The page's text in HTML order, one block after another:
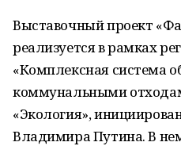
Выставочный проект
реализуется в рамках
«Комплексная система
коммунальными
«Экология»,
Владимира Путина. В